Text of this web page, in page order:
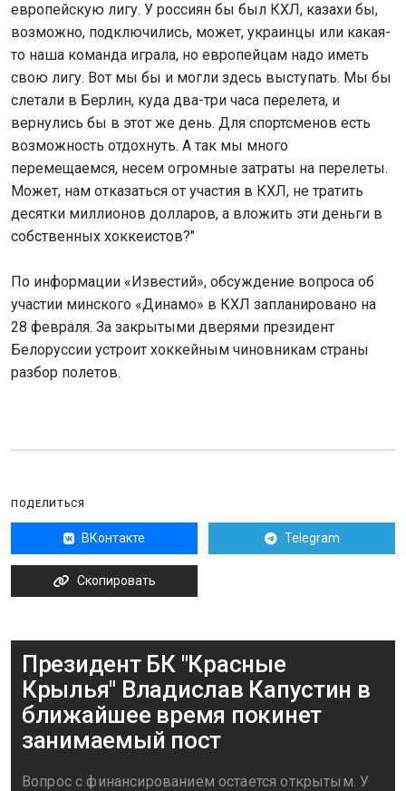
европейскую лигу. У россиян бы был КХЛ, казахи бы,
возможно, подключились, может, украинцы или какая-
то наша команда играла, но европейцам надо иметь
свою лигу. Вот мы бы и могли здесь выступать. Мы бы
слетали в Берлин, куда два-три часа перелета, и
вернулись бы в этот же день. Для спортсменов есть
возможность отдохнуть. А так мы много
перемещаемся, несем огромные затраты на перелеты.
Может, нам отказаться от участия в КХЛ, не тратить
десятки миллионов долларов, а вложить эти деньги в
собственных хоккеистов?"
По информации «Известий», обсуждение вопроса об
участии минского «Динамо» в КХЛ запланировано на
28 февраля. За закрытыми дверями президент
Белоруссии устроит хоккейным чиновникам страны
разбор полетов.
ПОДЕЛИТЬСЯ
ВКонтакте Telegram
Скопировать
Президент БК "Красные
Крылья" Владислав Капустин в
ближайшее время покинет
занимаемый пост
Вопрос с финансированием остается открытым. У